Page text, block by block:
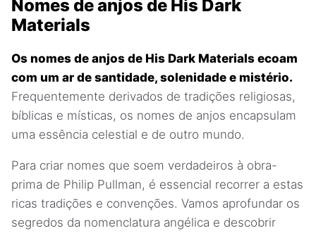
Nomes de anjos de His Dark
Materials
Os nomes de anjos de His Dark Materials ecoam
com um ar de santidade, solenidade e mistério.
Frequentemente derivados de tradições religiosas,
bíblicas e místicas, os nomes de anjos encapsulam
uma essência celestial e de outro mundo.
Para criar nomes que soem verdadeiros à obra-
prima de Philip Pullman, é essencial recorrer a estas
ricas tradições e convenções. Vamos aprofundar os
segredos da nomenclatura angélica e descobrir